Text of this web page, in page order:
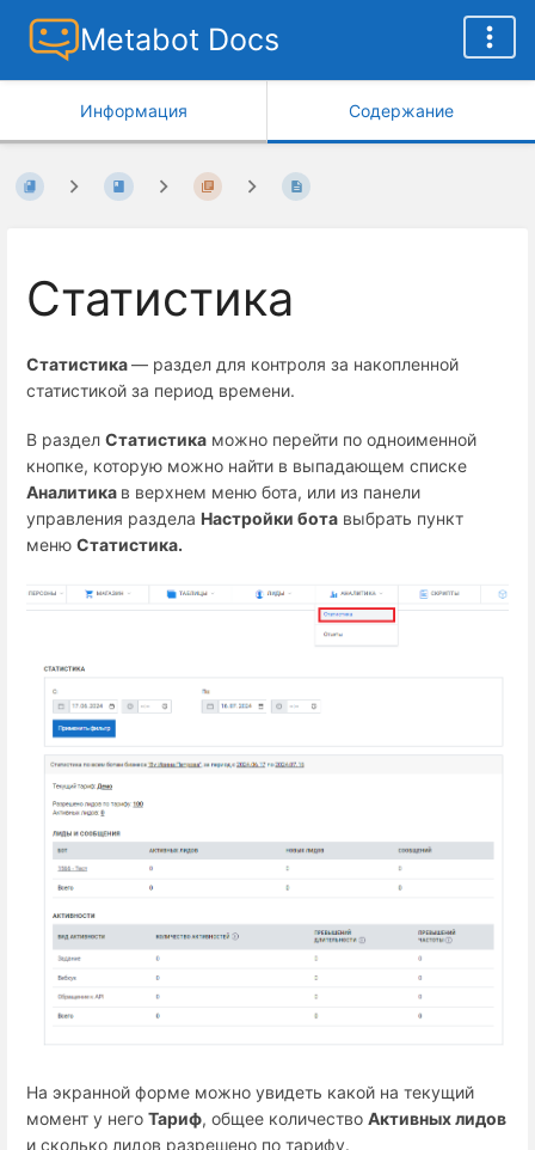
Metabot Docs
Информация Содержание
Статистика
Статистика— раздел для контроля за накопленной
статистикой за период времени.
В раздел Статистика можно перейти по одноименной
кнопке, которую можно найти в выпадающем списке
Аналитика в верхнем меню бота, или из панели
управления раздела Настройки бота выбрать пункт
меню Статистика.
На экранной форме можно увидеть какой на текущий
момент у него Тариф, общее количество Активных лидов
и сколько лидов разрешено по тарифу.